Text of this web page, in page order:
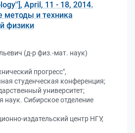
April, 11 - 18, 2014.
методы и техника
физики
(д-р физ.-мат. наук)
прогресс",
студенческая конференция;
университет;
наук. Сибирское отделение
издательский центр НГУ,